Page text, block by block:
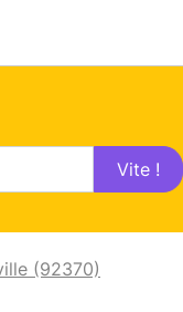
Vite !
(92370)